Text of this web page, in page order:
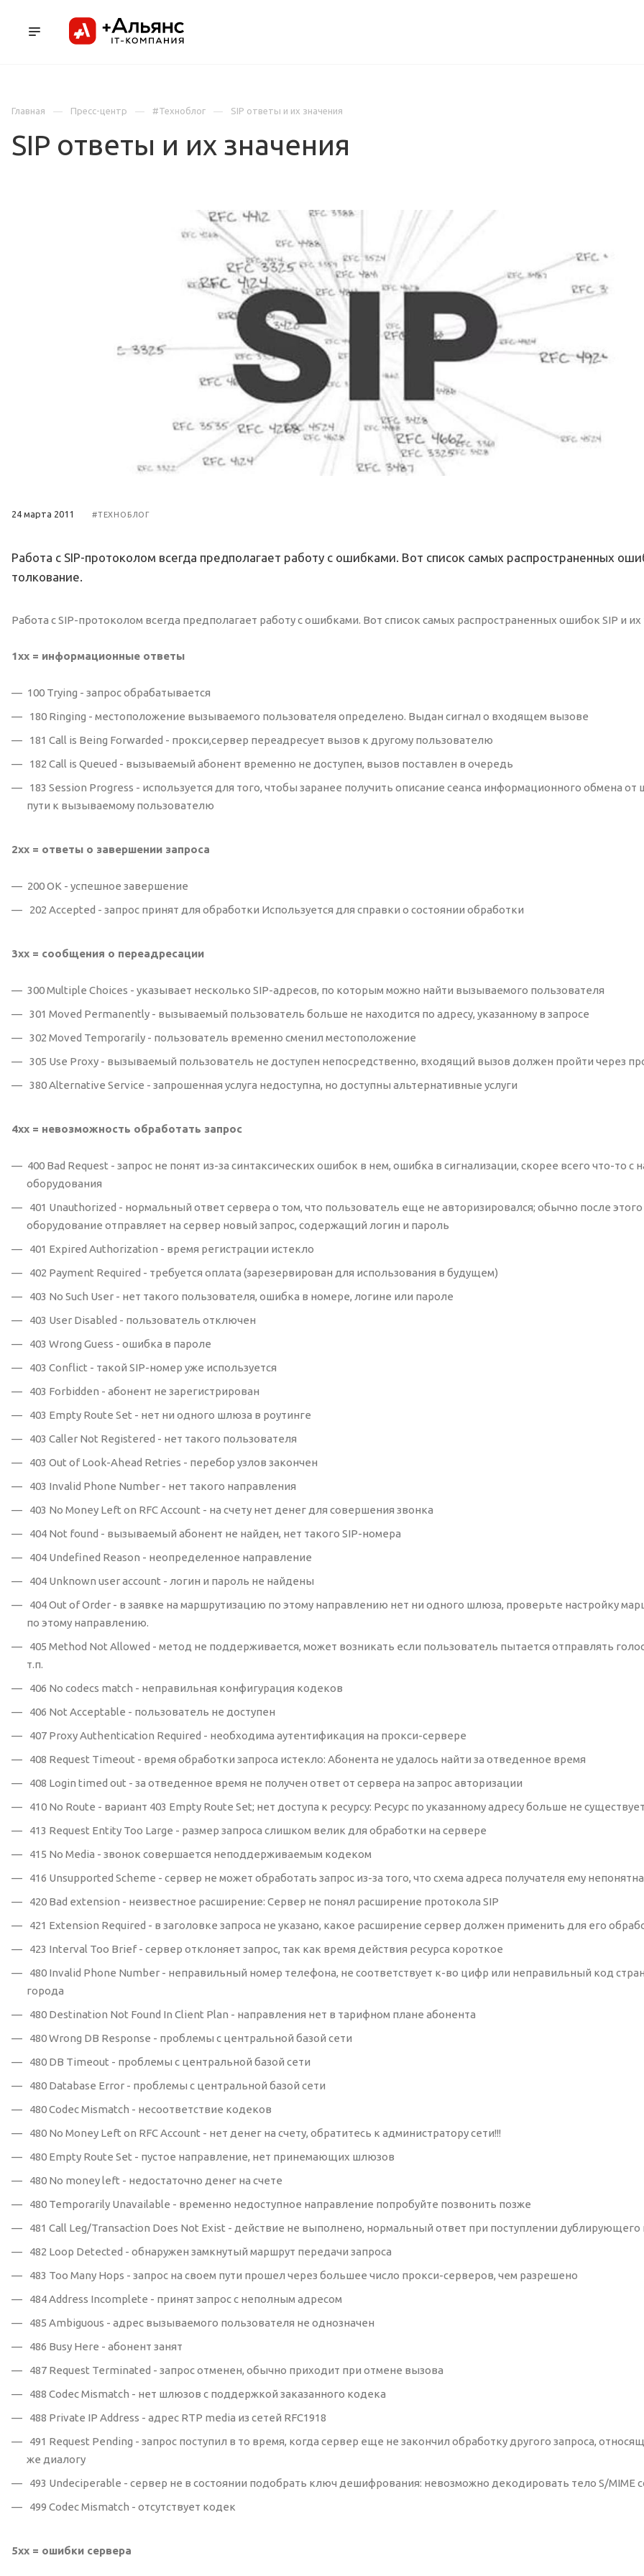
Главная
Пресс-центр #Техноблог SIP ответы и их значения
SIP ответы и их значения
24 марта 2011 #ТЕХНОБЛОГ
Работа с SIP-протоколом всегда предполагает работу с ошибками. Вот список самых распространенных
толкование.
Работа с SIP-протоколом всегда предполагает работу с ошибками. Вот список самых распространенных ошибок SIP и
1xx = информационные ответы
100 Trying - запрос обрабатывается
180 Ringing - местоположение вызываемого пользователя определено. Выдан сигнал о входящем вызове
181 Call is Being Forwarded - прокси,сервер переадресует вызов к другому пользователю
182 Call is Queued - вызываемый абонент временно не доступен, вызов поставлен в очередь
183 Session Progress - используется для того, чтобы заранее получить описание сеанса информационного обмена от
пути к вызываемому пользователю
2xx = ответы о завершении запроса
200 OK - успешное завершение
202 Accepted - запрос принят для обработки Используется для справки о состоянии обработки
3xx = сообщения о переадресации
300 Multiple Choices - указывает несколько SIP-адресов, по которым можно найти вызываемого пользователя
301 Moved Permanently - вызываемый пользователь больше не находится по адресу, указанному в запросе
302 Moved Temporarily - пользователь временно сменил местоположение
305 Use Proxy - вызываемый пользователь не доступен непосредственно, входящий вызов должен пройти через
380 Alternative Service - запрошенная услуга недоступна, но доступны альтернативные услуги
4xx = невозможность обработать запрос
400 Bad Request - запрос не понят из-за синтаксических ошибок в нем, ошибка в сигнализации, скорее всего что-то с
оборудования
401 Unauthorized - нормальный ответ сервера о том, что пользователь еще не авторизировался; обычно после
оборудование отправляет на сервер новый запрос, содержащий логин и пароль
401 Expired Authorization - время регистрации истекло
402 Payment Required - требуется оплата (зарезервирован для использования в будущем)
403 No Such User - нет такого пользователя, ошибка в номере, логине или пароле
403 User Disabled - пользователь отключен
403 Wrong Guess - ошибка в пароле
403 Conflict - такой SIP-номер уже используется
403 Forbidden - абонент не зарегистрирован
403 Empty Route Set - нет ни одного шлюза в роутинге
403 Caller Not Registered - нет такого пользователя
403 Out of Look-Ahead Retries - перебор узлов закончен
403 Invalid Phone Number - нет такого направления
403 No Money Left on RFC Account - на счету нет денег для совершения звонка
404 Not found - вызываемый абонент не найден, нет такого SIP-номера
404 Undefined Reason - неопределенное направление
404 Unknown user account - логин и пароль не найдены
404 Out of Order - в заявке на маршрутизацию по этому направлению нет ни одного шлюза, проверьте настройку
по этому направлению.
405 Method Not Allowed - метод не поддерживается, может возникать если пользователь пытается отправлять
т.п.
406 No codecs match - неправильная конфигурация кодеков
406 Not Acceptable - пользователь не доступен
407 Proxy Authentication Required - необходима аутентификация на прокси-сервере
408 Request Timeout - время обработки запроса истекло: Абонента не удалось найти за отведенное время
408 Login timed out - за отведенное время не получен ответ от сервера на запрос авторизации
410 No Route - вариант 403 Empty Route Set; нет доступа к ресурсу: Ресурс по указанному адресу больше не существует
413 Request Entity Too Large - размер запроса слишком велик для обработки на сервере
415 No Media - звонок совершается неподдерживаемым кодеком
416 Unsupported Scheme - сервер не может обработать запрос из-за того, что схема адреса получателя ему непонятна
420 Bad extension - неизвестное расширение: Сервер не понял расширение протокола SIP
421 Extension Required - в заголовке запроса не указано, какое расширение сервер должен применить для его
423 Interval Too Brief - сервер отклоняет запрос, так как время действия ресурса короткое
480 Invalid Phone Number - неправильный номер телефона, не соответствует к-во цифр или неправильный код
города
480 Destination Not Found In Client Plan - направления нет в тарифном плане абонента
480 Wrong DB Response - проблемы с центральной базой сети
480 DB Timeout - проблемы с центральной базой сети
480 Database Error - проблемы с центральной базой сети
480 Codec Mismatch - несоответствие кодеков
480 No Money Left on RFC Account - нет денег на счету, обратитесь к администратору сети!!!
480 Empty Route Set - пустое направление, нет принемающих шлюзов
480 No money left - недостаточно денег на счете
480 Temporarily Unavailable - временно недоступное направление попробуйте позвонить позже
481 Call Leg/Transaction Does Not Exist - действие не выполнено, нормальный ответ при поступлении дублирующего
482 Loop Detected - обнаружен замкнутый маршрут передачи запроса
483 Too Many Hops - запрос на своем пути прошел через большее число прокси-серверов, чем разрешено
484 Address Incomplete - принят запрос с неполным адресом
485 Ambiguous - адрес вызываемого пользователя не однозначен
486 Busy Here - абонент занят
487 Request Terminated - запрос отменен, обычно приходит при отмене вызова
488 Codec Mismatch - нет шлюзов с поддержкой заказанного кодека
488 Private IP Address - адрес RTP media из сетей RFC1918
491 Request Pending - запрос поступил в то время, когда сервер еще не закончил обработку другого запроса,
же диалогу
493 Undeciperable - сервер не в состоянии подобрать ключ дешифрования: невозможно декодировать тело S/MIME
499 Codec Mismatch - отсутствует кодек
5xx = ошибки сервера